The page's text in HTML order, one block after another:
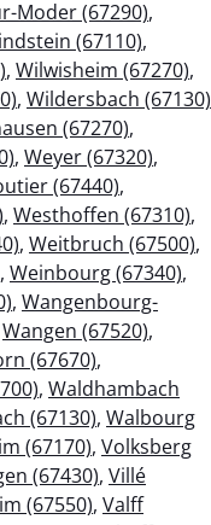
Moder (67290),
(67110),
, Wilwisheim (67270),
, Wildersbach (67130)
(67270),
, Weyer (67320),
(67440),
, Westhoffen (67310),
, Weitbruch (67500),
, Weinbourg (67340),
, Wangenbourg-
Wangen (67520),
(67670),
, Waldhambach
(67130), Walbourg
(67170), Volksberg
(67430), Villé
(67550), Valff